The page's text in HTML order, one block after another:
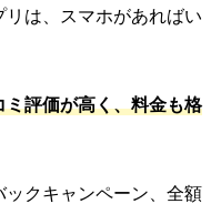
は、スマホがあればい
評価が高く、料金も格
ックキャンペーン、全額